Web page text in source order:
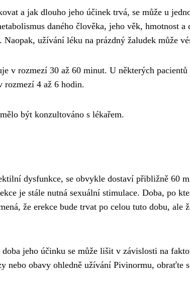
a jak dlouho jeho účinek trvá, se může u
daného člověka, jeho věk, hmotnost
užívání léku na prázdný žaludek může
v rozmezí 30 až 60 minut. U některých
rozmezí 4 až 6 hodin.
být konzultováno s lékařem.
dysfunkce, se obvykle dostaví přibližně 60
je stále nutná sexuální stimulace. Doba, po
že erekce bude trvat po celou tuto dobu, ale
jeho účinku se může lišit v závislosti na
obavy ohledně užívání Pivinormu, obraťte